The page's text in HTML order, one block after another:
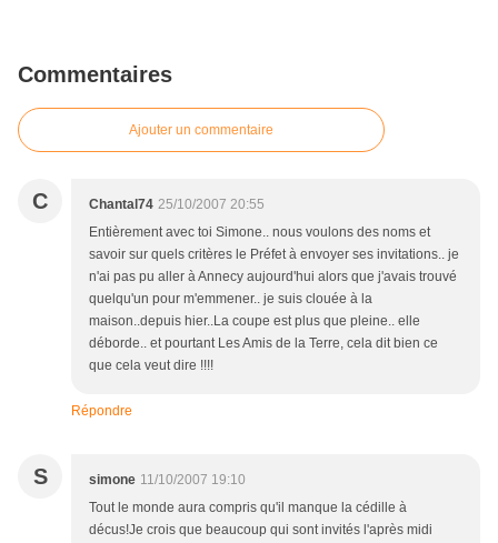
Commentaires
Ajouter un commentaire
C Chantal74 25/10/2007 20:55
Entièrement avec toi Simone.. nous voulons des noms et
savoir sur quels critères le Préfet à envoyer ses invitations.. je
n'ai pas pu aller à Annecy aujourd'hui alors que j'avais trouvé
quelqu'un pour m'emmener.. je suis clouée à la
maison..depuis hier..La coupe est plus que pleine.. elle
déborde.. et pourtant Les Amis de la Terre, cela dit bien ce
que cela veut dire !!!!
Répondre
S simone 11/10/2007 19:10
Tout le monde aura compris qu'il manque la cédille à
décus!Je crois que beaucoup qui sont invités l'après midi